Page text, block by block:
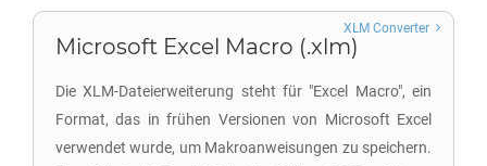
Microsoft Excel Macro (.xlm)
Die XLM-Dateierweiterung steht für "Excel Macro", ein
Format, das in frühen Versionen von Microsoft Excel
verwendet wurde, um Makroanweisungen zu speichern.
XLM Converter